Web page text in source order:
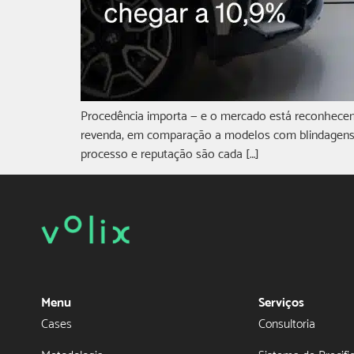
Procedência importa — e o mercado está
revenda, em comparação a modelos com
processo e reputação são cada […]
Menu
Cases
Serviços
Consultoria